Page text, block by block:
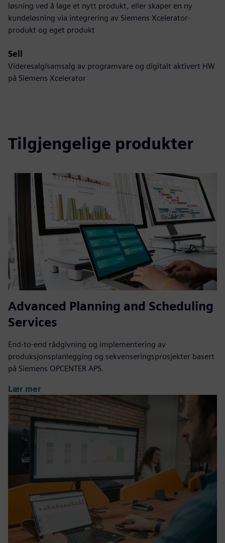
løsning ved å lage et nytt produkt, eller skaper en ny
kundeløsning via integrering av Siemens Xcelerator-
produkt og eget produkt
Sell
Videresalg/samsalg av programvare og digitalt aktivert HW
på Siemens Xcelerator
Tilgjengelige produkter
Advanced Planning and Scheduling
Services
End-to-end rådgivning og implementering av
produksjonsplanlegging og sekvenseringsprosjekter basert
på Siemens OPCENTER APS.
Lær mer